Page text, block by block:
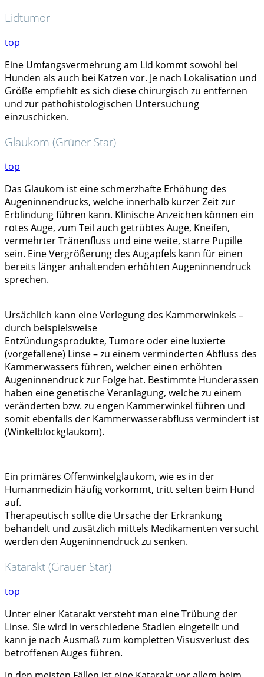
Lidtumor
top
Eine Umfangsvermehrung am Lid kommt sowohl bei
Hunden als auch bei Katzen vor. Je nach Lokalisation und
Größe empfiehlt es sich diese chirurgisch zu entfernen
und zur pathohistologischen Untersuchung
einzuschicken.
Glaukom (Grüner Star)
top
Das Glaukom ist eine schmerzhafte Erhöhung des
Augeninnendrucks, welche innerhalb kurzer Zeit zur
Erblindung führen kann. Klinische Anzeichen können ein
rotes Auge, zum Teil auch getrübtes Auge, Kneifen,
vermehrter Tränenfluss und eine weite, starre Pupille
sein. Eine Vergrößerung des Augapfels kann für einen
bereits länger anhaltenden erhöhten Augeninnendruck
sprechen.
Ursächlich kann eine Verlegung des Kammerwinkels –
durch beispielsweise
Entzündungsprodukte, Tumore oder eine luxierte
(vorgefallene) Linse – zu einem verminderten Abfluss des
Kammerwassers führen, welcher einen erhöhten
Augeninnendruck zur Folge hat. Bestimmte Hunderassen
haben eine genetische Veranlagung, welche zu einem
veränderten bzw. zu engen Kammerwinkel führen und
somit ebenfalls der Kammerwasserabfluss vermindert ist
(Winkelblockglaukom).
Ein primäres Offenwinkelglaukom, wie es in der
Humanmedizin häufig vorkommt, tritt selten beim Hund
auf.
Therapeutisch sollte die Ursache der Erkrankung
behandelt und zusätzlich mittels Medikamenten versucht
werden den Augeninnendruck zu senken.
Katarakt (Grauer Star)
top
Unter einer Katarakt versteht man eine Trübung der
Linse. Sie wird in verschiedene Stadien eingeteilt und
kann je nach Ausmaß zum kompletten Visusverlust des
betroffenen Auges führen.